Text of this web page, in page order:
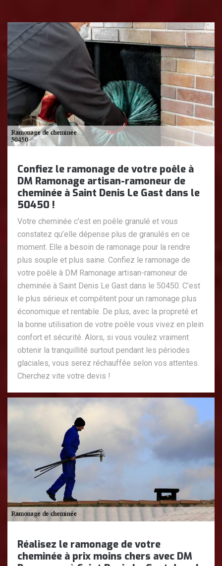
Confiez le ramonage de votre poêle à
DM Ramonage artisan-ramoneur de
cheminée à Saint Denis Le Gast dans le
50450 !
Votre cheminée c'est en poêle granulé et vous
constatez qu’elle dépense plus de granulés en ce
moment. Elle a besoin de ramonage pour la rendre
plus souple et plus saine. Confiez le ramonage de
votre poêle à DM Ramonage artisan-ramoneur de
cheminée à Saint Denis Le Gast dans le 50450. C’est
le plus sérieux et compétent pour un ramonage plus
économique et rentable. De plus, avec la propreté et
la bonne utilisation de votre poêle vous vivez en plein
confort et sécurité. Alors, si vous voulez vraiment
obtenir la tranquillité surtout pendant les périodes
glaciales, vous serez réchauffée selon vos attentes.
Cherchez vite votre devis !
Réalisez le ramonage de votre
cheminée à prix moins chers avec DM